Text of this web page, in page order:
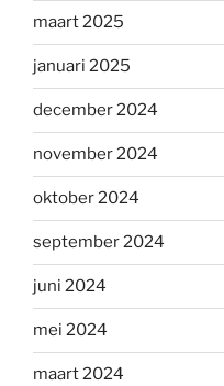
maart 2025
januari 2025
december 2024
november 2024
oktober 2024
september 2024
juni 2024
mei 2024
maart 2024